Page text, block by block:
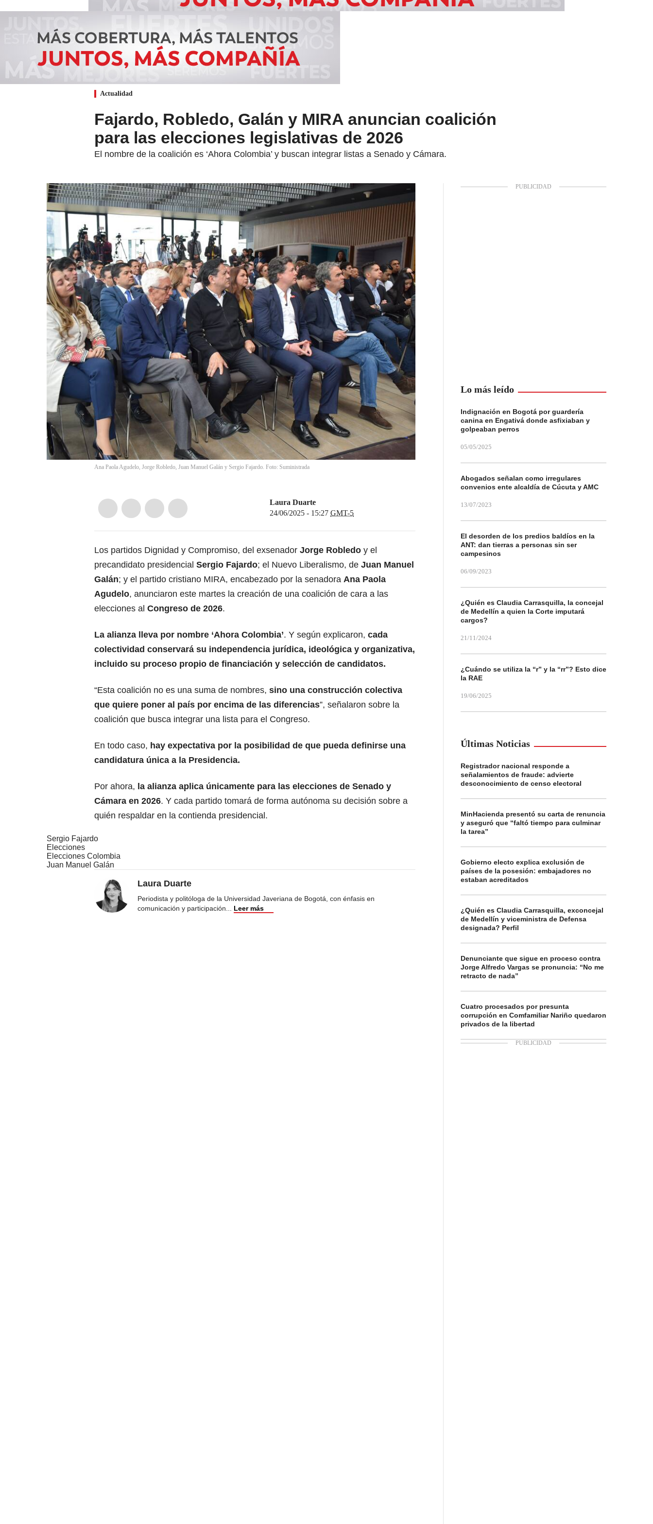
Actualidad
Fajardo, Robledo, Galán y MIRA anuncian coalición
para las elecciones legislativas de 2026
El nombre de la coalición es ‘Ahora Colombia’ y buscan integrar listas a Senado y Cámara.
Ana Paola Agudelo, Jorge Robledo, Juan Manuel Galán y Sergio Fajardo. Foto: Suministrada
Laura Duarte
24/06/2025 - 15:27 GMT-5
Los partidos Dignidad y Compromiso, del exsenador Jorge Robledo y el
precandidato presidencial Sergio Fajardo; el Nuevo Liberalismo, de Juan Manuel
Galán; y el partido cristiano MIRA, encabezado por la senadora Ana Paola
Agudelo, anunciaron este martes la creación de una coalición de cara a las
elecciones al Congreso de 2026.
La alianza lleva por nombre ‘Ahora Colombia’. Y según explicaron, cada
colectividad conservará su independencia jurídica, ideológica y organizativa,
incluido su proceso propio de financiación y selección de candidatos.
“Esta coalición no es una suma de nombres, sino una construcción colectiva
que quiere poner al país por encima de las diferencias”, señalaron sobre la
coalición que busca integrar una lista para el Congreso.
En todo caso, hay expectativa por la posibilidad de que pueda definirse una
candidatura única a la Presidencia.
Por ahora, la alianza aplica únicamente para las elecciones de Senado y
Cámara en 2026. Y cada partido tomará de forma autónoma su decisión sobre a
quién respaldar en la contienda presidencial.
Sergio Fajardo
Elecciones
Elecciones Colombia
Juan Manuel Galán
Laura Duarte
Periodista y politóloga de la Universidad Javeriana de Bogotá, con énfasis en
comunicación y participación... Leer más
Lo más leído
Indignación en Bogotá por guardería
canina en Engativá donde asfixiaban y
golpeaban perros
05/05/2025
Abogados señalan como irregulares
convenios ente alcaldía de Cúcuta y AMC
13/07/2023
El desorden de los predios baldíos en la
ANT: dan tierras a personas sin ser
campesinos
06/09/2023
¿Quién es Claudia Carrasquilla, la concejal
de Medellín a quien la Corte imputará
cargos?
21/11/2024
¿Cuándo se utiliza la “r” y la “rr”? Esto dice
la RAE
19/06/2025
Últimas Noticias
Registrador nacional responde a
señalamientos de fraude: advierte
desconocimiento de censo electoral
MinHacienda presentó su carta de renuncia
y aseguró que “faltó tiempo para culminar
la tarea”
Gobierno electo explica exclusión de
países de la posesión: embajadores no
estaban acreditados
¿Quién es Claudia Carrasquilla, exconcejal
de Medellín y viceministra de Defensa
designada? Perfil
Denunciante que sigue en proceso contra
Jorge Alfredo Vargas se pronuncia: “No me
retracto de nada”
Cuatro procesados por presunta
corrupción en Comfamiliar Nariño quedaron
privados de la libertad